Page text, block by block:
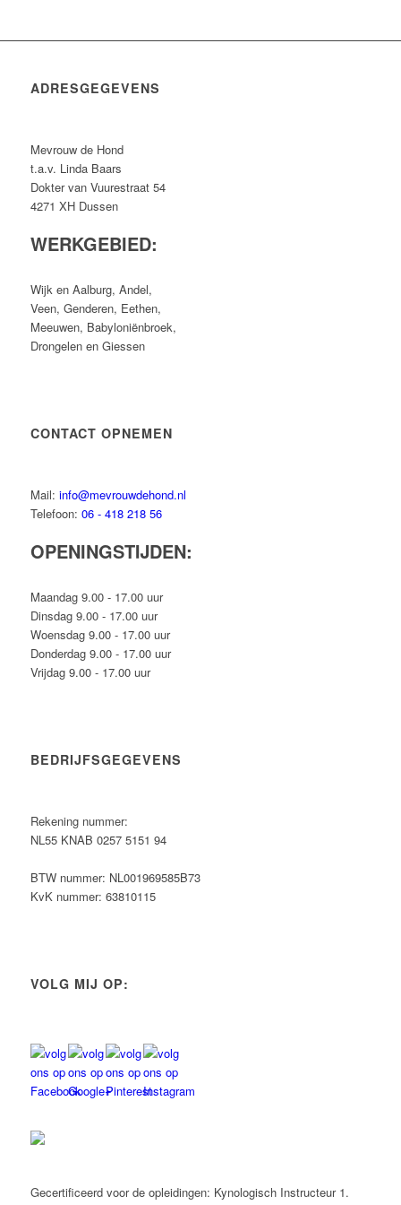
ADRESGEGEVENS
Mevrouw de Hond
t.a.v. Linda Baars
Dokter van Vuurestraat 54
4271 XH Dussen
WERKGEBIED:
Wijk en Aalburg, Andel,
Veen, Genderen, Eethen,
Meeuwen, Babyloniënbroek,
Drongelen en Giessen
CONTACT OPNEMEN
Mail: info@mevrouwdehond.nl
Telefoon: 06 - 418 218 56
OPENINGSTIJDEN:
Maandag 9.00 - 17.00 uur
Dinsdag 9.00 - 17.00 uur
Woensdag 9.00 - 17.00 uur
Donderdag 9.00 - 17.00 uur
Vrijdag 9.00 - 17.00 uur
BEDRIJFSGEGEVENS
Rekening nummer:
NL55 KNAB 0257 5151 94
BTW nummer: NL001969585B73
KvK nummer: 63810115
VOLG MIJ OP:
Gecertificeerd voor de opleidingen: Kynologisch Instructeur 1.